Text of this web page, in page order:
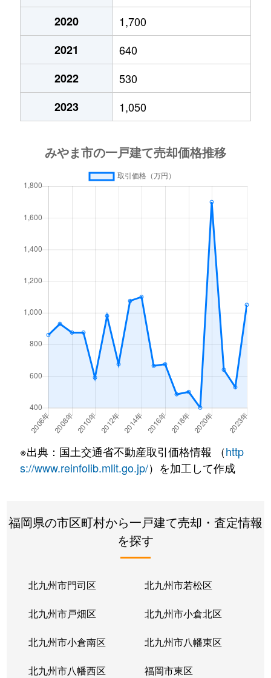
2020
1,700
2021
640
2022
530
2023
1,050
※出典：国土交通省不動産取引価格情報 （http
s://www.reinfolib.mlit.go.jp/）を加工して作成
福岡県の市区町村から一戸建て売却・査定情報
を探す
北九州市門司区 北九州市若松区
北九州市戸畑区 北九州市小倉北区
北九州市小倉南区 北九州市八幡東区
北九州市八幡西区 福岡市東区